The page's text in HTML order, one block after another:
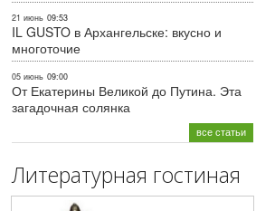
21 июнь 09:53
IL GUSTO в Архангельске: вкусно и
многоточие
05 июнь 09:00
От Екатерины Великой до Путина. Эта
загадочная солянка
все статьи
Литературная гостиная